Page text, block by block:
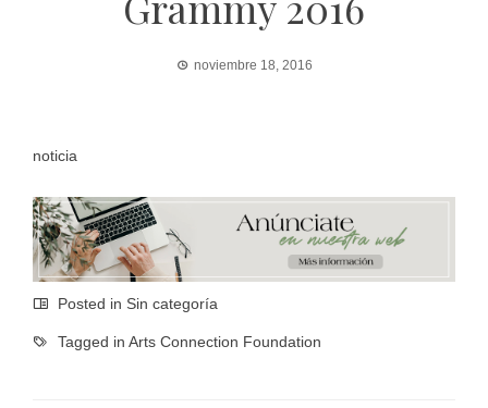
noviembre 18, 2016
noticia
Posted in Sin categoría
Tagged in Arts Connection Foundation